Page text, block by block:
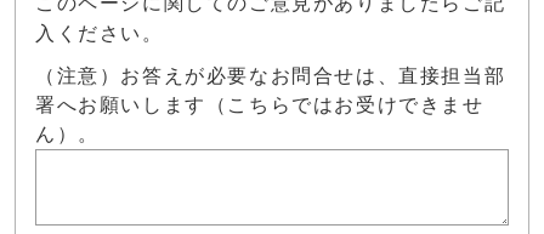
入ください。
（注意）お答えが必要なお問合せは、直接担当部
署へお願いします（こちらではお受けできませ
ん）。